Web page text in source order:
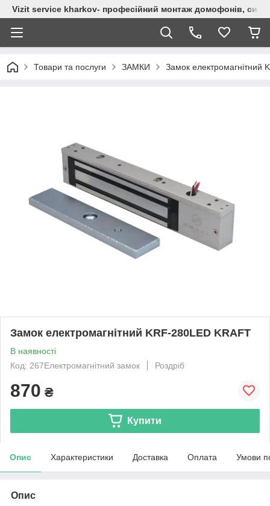
Vizit service kharkov- професійний монтаж домофонів,
Товари та послуги ЗАМКИ Замок електромагнітний
Замок електромагнітний KRF-280LED KRAFT
В наявності
Код: 267Електромагнітний замок
Роздріб
870 ₴
Купити
Опис Характеристики Доставка Оплата Умови
Опис